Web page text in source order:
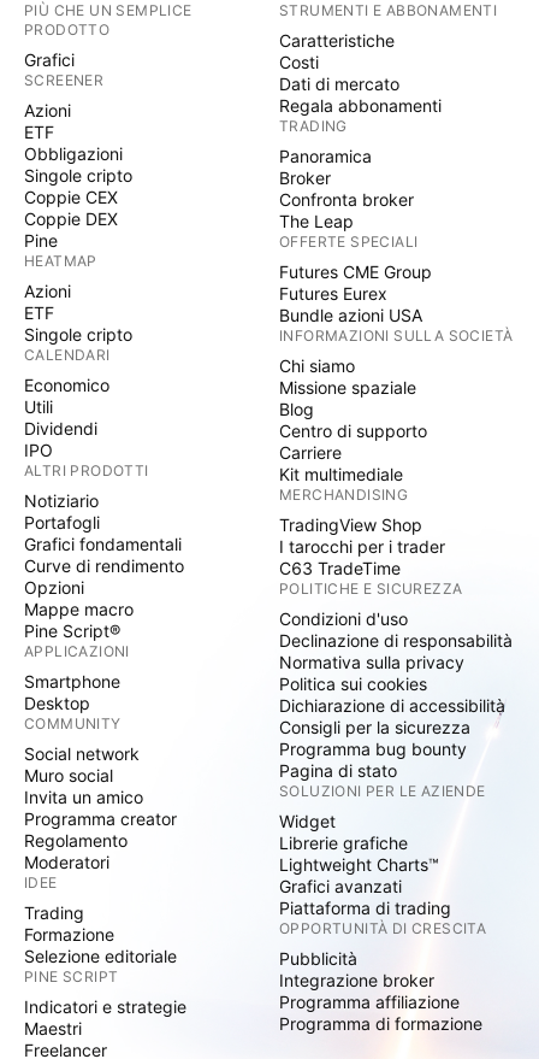
PIÙ CHE UN SEMPLICE
PRODOTTO
Grafici
SCREENER
Azioni
ETF
Obbligazioni
Singole cripto
Coppie CEX
Coppie DEX
Pine
HEATMAP
Azioni
ETF
Singole cripto
CALENDARI
Economico
Utili
Dividendi
IPO
ALTRI PRODOTTI
Notiziario
Portafogli
Grafici fondamentali
Curve di rendimento
Opzioni
Mappe macro
Pine Script®
APPLICAZIONI
Smartphone
Desktop
COMMUNITY
Social network
Muro social
Invita un amico
Programma creator
Regolamento
Moderatori
IDEE
Trading
Formazione
Selezione editoriale
PINE SCRIPT
Indicatori e strategie
Maestri
Freelancer
STRUMENTI E ABBONAMENTI
Caratteristiche
Costi
Dati di mercato
Regala abbonamenti
TRADING
Panoramica
Broker
Confronta broker
The Leap
OFFERTE SPECIALI
Futures CME Group
Futures Eurex
Bundle azioni USA
INFORMAZIONI SULLA SOCIETÀ
Chi siamo
Missione spaziale
Blog
Centro di supporto
Carriere
Kit multimediale
MERCHANDISING
TradingView Shop
I tarocchi per i trader
C63 TradeTime
POLITICHE E SICUREZZA
Condizioni d'uso
Declinazione di responsabilità
Normativa sulla privacy
Politica sui cookies
Dichiarazione di accessibilità
Consigli per la sicurezza
Programma bug bounty
Pagina di stato
SOLUZIONI PER LE AZIENDE
Widget
Librerie grafiche
Lightweight Charts™
Grafici avanzati
Piattaforma di trading
OPPORTUNITÀ DI CRESCITA
Pubblicità
Integrazione broker
Programma affiliazione
Programma di formazione